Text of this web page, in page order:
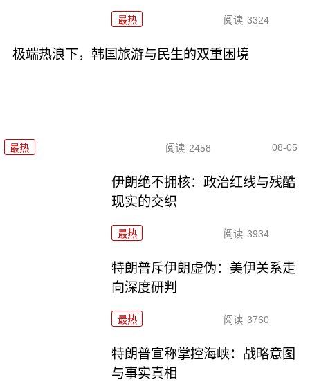
最热 阅读 3324
极端热浪下，韩国旅游与民生的双重困境
最热 阅读 2458 08-05
伊朗绝不拥核：政治红线与残酷
现实的交织
最热 阅读 3934
特朗普斥伊朗虚伪：美伊关系走
向深度研判
最热 阅读 3760
特朗普宣称掌控海峡：战略意图
与事实真相